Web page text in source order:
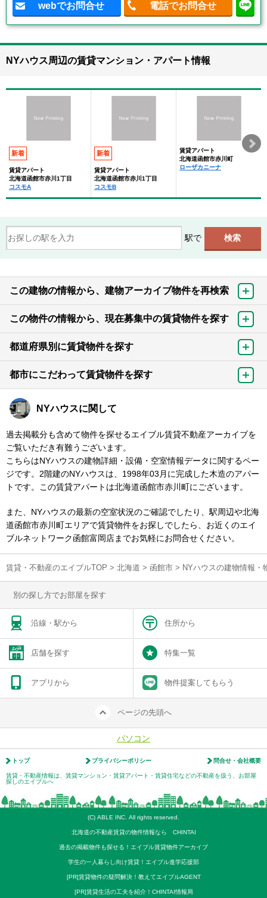
webでお問合せ 電話でお問合せ
NYハウス周辺の賃貸マンション・アパート情報
新着
賃貸アパート
北海道函館市赤川1丁目
コスモA
新着
賃貸アパート
北海道函館市赤川1丁目
コスモB
賃貸アパート
北海道函館市赤川町
ローザカニーナ
駅で
この建物の情報から、建物アーカイブ物件を再検索
この物件の情報から、現在募集中の賃貸物件を探す
都道府県別に賃貸物件を探す
都市にこだわって賃貸物件を探す
NYハウスに関して
過去掲載分も含めて物件を探せるエイブル賃貸不動産アーカイブを
ご覧いただき有難うございます。
こちらはNYハウスの建物詳細・設備・空室情報データに関するペー
ジです。2階建のNYハウスは、1998年03月に完成した木造のアパー
トです。この賃貸アパートは北海道函館市赤川町にございます。
また、NYハウスの最新の空室状況のご確認でしたり、駅周辺や北海
道函館市赤川町エリアで賃貸物件をお探しでしたら、お近くのエイ
ブルネットワーク函館富岡店までお気軽にお問合せください。
賃貸・不動産のエイブルTOP > 北海道 > 函館市 > NYハウスの建物情報・
別の探し方でお部屋を探す
沿線・駅から 住所から
店舗を探す 特集一覧
アプリから 物件提案してもらう
ページの先頭へ
パソコン
トップ プライバシーポリシー 問合せ・会社概要
賃貸・不動産情報は、賃貸マンション・賃貸アパート・賃貸住宅などの不動産を扱う、お部屋
探しのエイブルへ
(C) ABLE INC. All rights reserved.
北海道の不動産賃貸の物件情報なら CHINTAI
過去の掲載物件も探せる！エイブル賃貸物件アーカイブ
学生の一人暮らし向け賃貸！エイブル進学応援部
[PR]賃貸物件の疑問解決！教えてエイブルAGENT
[PR]賃貸生活の工夫を紹介！CHINTAI情報局